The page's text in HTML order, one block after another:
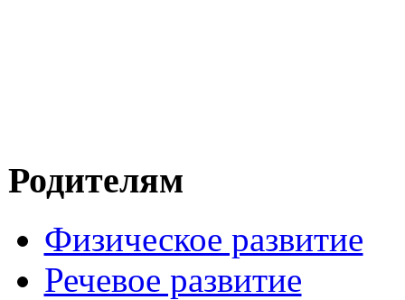
Родителям
Физическое развитие
Речевое развитие